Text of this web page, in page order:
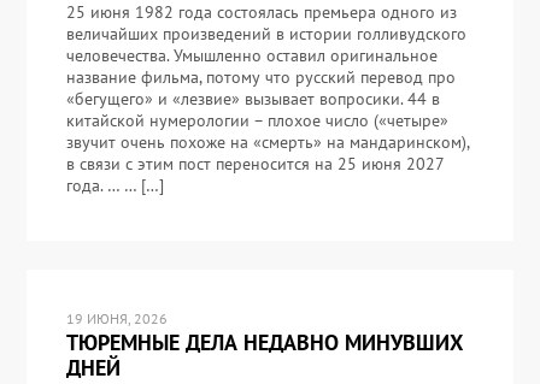
25 июня 1982 года состоялась премьера одного из
величайших произведений в истории голливудского
человечества. Умышленно оставил оригинальное
название фильма, потому что русский перевод про
«бегущего» и «лезвие» вызывает вопросики. 44 в
китайской нумерологии – плохое число («четыре»
звучит очень похоже на «смерть» на мандаринском),
в связи с этим пост переносится на 25 июня 2027
года. … … […]
19 ИЮНЯ, 2026
ТЮРЕМНЫЕ ДЕЛА НЕДАВНО МИНУВШИХ
ДНЕЙ